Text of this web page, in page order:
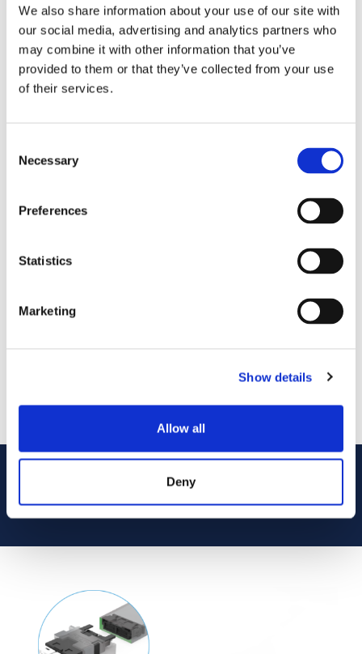
We also share information about your use of our site with
our social media, advertising and analytics partners who
may combine it with other information that you’ve
provided to them or that they’ve collected from your use
of their services.
Selection
Necessary
Preferences
Statistics
Marketing
Show details
Allow all
Deny
クラス最高峰のパフォーマンス
ネットワーク全体の光ヘッドルームを拡大
し、より高い柔軟性を実現します。
GET CONNECTED